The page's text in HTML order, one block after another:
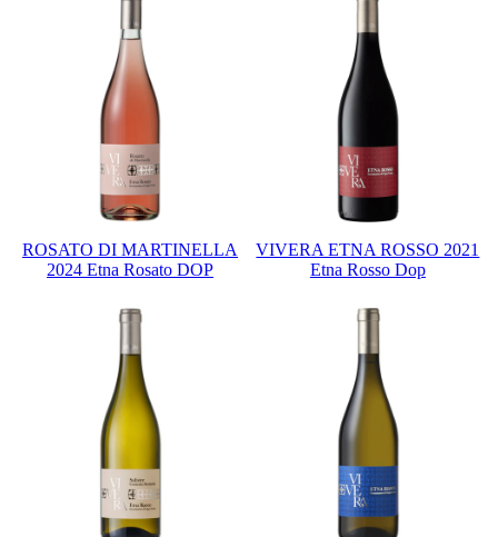
ROSATO DI MARTINELLA
2024 Etna Rosato DOP
VIVERA ETNA ROSSO 2021
Etna Rosso Dop